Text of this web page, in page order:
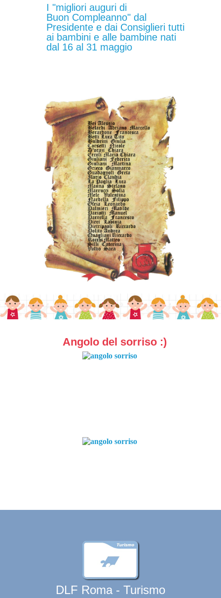
I "migliori auguri di
Buon Compleanno" dal
Presidente e dai Consiglieri tutti
ai bambini e alle bambine nati
dal 16 al 31 maggio
Angolo del sorriso :)
DLF Roma - Turismo